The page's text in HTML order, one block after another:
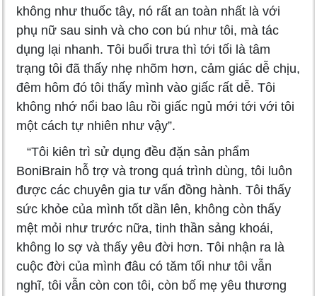
không như thuốc tây, nó rất an toàn nhất là với
phụ nữ sau sinh và cho con bú như tôi, mà tác
dụng lại nhanh. Tôi buổi trưa thì tới tối là tâm
trạng tôi đã thấy nhẹ nhõm hơn, cảm giác dễ chịu,
đêm hôm đó tôi thấy mình vào giấc rất dễ. Tôi
không nhớ nổi bao lâu rồi giấc ngủ mới tới với tôi
một cách tự nhiên như vậy”.
“Tôi kiên trì sử dụng đều đặn sản phẩm
BoniBrain hỗ trợ và trong quá trình dùng, tôi luôn
được các chuyên gia tư vấn đồng hành. Tôi thấy
sức khỏe của mình tốt dần lên, không còn thấy
mệt mỏi như trước nữa, tinh thần sảng khoái,
không lo sợ và thấy yêu đời hơn. Tôi nhận ra là
cuộc đời của mình đâu có tăm tối như tôi vẫn
nghĩ, tôi vẫn còn con tôi, còn bố mẹ yêu thương